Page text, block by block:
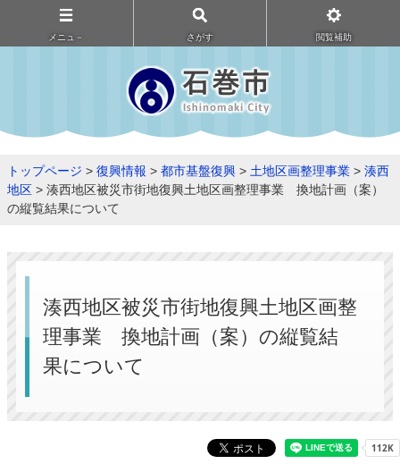
メニュ－ さがす 閲覧補助
トップページ > 復興情報 > 都市基盤復興 > 土地区画整理事業 > 湊西
地区 > 湊西地区被災市街地復興土地区画整理事業 換地計画（案）
の縦覧結果について
湊西地区被災市街地復興土地区画整
理事業 換地計画（案）の縦覧結
果について